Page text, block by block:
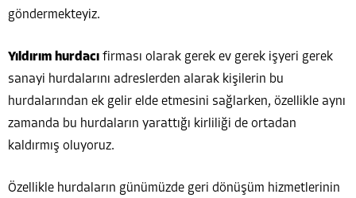
göndermekteyiz.
Yıldırım hurdacı firması olarak gerek ev gerek işyeri gerek
sanayi hurdalarını adreslerden alarak kişilerin bu
hurdalarından ek gelir elde etmesini sağlarken, özellikle aynı
zamanda bu hurdaların yarattığı kirliliği de ortadan
kaldırmış oluyoruz.
Özellikle hurdaların günümüzde geri dönüşüm hizmetlerinin